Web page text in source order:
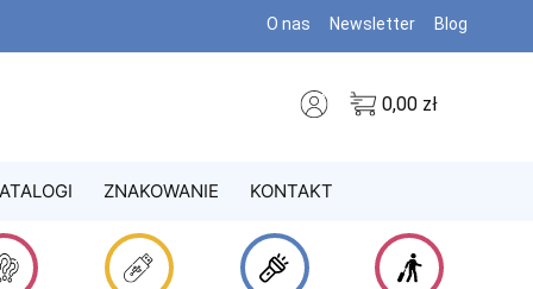
O nas Newsletter Blog
0,00 zł
ZNAKOWANIE KONTAKT